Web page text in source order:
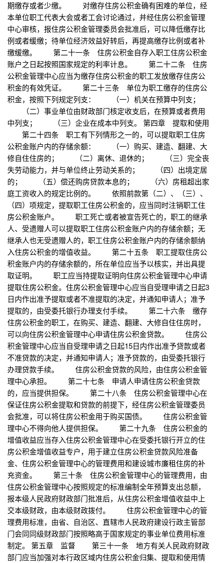
期缴存或者少缴。 对缴存住房公积金确有困难的单位，经
本单位职工代表大会或者工会讨论通过，并经住房公积金管理
中心审核，报住房公积金管理委员会批准后，可以降低缴存比
例或者缓缴；待单位经济效益好转后，再提高缴存比例或者补
缴缓缴。 第二十一条 住房公积金自存入职工住房公积金
账户之日起按照国家规定的利率计息。 第二十二条 住房
公积金管理中心应当为缴存住房公积金的职工发放缴存住房公
积金的有效凭证。 第二十三条 单位为职工缴存的住房公
积金，按照下列规定列支： （一）机关在预算中列支；
（二）事业单位由财政部门核定收支后，在预算或者费用
中列支； （三）企业在成本中列支。 第四章 提取和使用
第二十四条 职工有下列情形之一的，可以提取职工住房
公积金账户内的存储余额： （一）购买、建造、翻建、大
修自住住房的； （二）离休、退休的； （三）完全丧
失劳动能力，并与单位终止劳动关系的； （四）出境定居
的； （五）偿还购房贷款本息的； （六）房租超出家
庭工资收入的规定比例的。 依照前款第（二）、（三）、
（四）项规定，提取职工住房公积金的，应当同时注销职工住
房公积金账户。 职工死亡或者被宣告死亡的，职工的继承
人、受遗赠人可以提取职工住房公积金账户内的存储余额；无
继承人也无受遗赠人的，职工住房公积金账户内的存储余额纳
入住房公积金的增值收益。 第二十五条 职工提取住房公
积金账户内的存储余额的，所在单位应当予以核实，并出具提
取证明。 职工应当持提取证明向住房公积金管理中心申请
提取住房公积金。住房公积金管理中心应当自受理申请之日起3
日内作出准予提取或者不准提取的决定，并通知申请人；准予
提取的，由受委托银行办理支付手续。 第二十六条 缴存
住房公积金的职工，在购买、建造、翻建、大修自住住房时，
可以向住房公积金管理中心申请住房公积金贷款。 住房公
积金管理中心应当自受理申请之日起15日内作出准予贷款或者
不准贷款的决定，并通知申请人；准予贷款的，由受委托银行
办理贷款手续。 住房公积金贷款的风险，由住房公积金管
理中心承担。 第二十七条 申请人申请住房公积金贷款
的，应当提供担保。 第二十八条 住房公积金管理中心在
保证住房公积金提取和贷款的前提下，经住房公积金管理委员
会批准，可以将住房公积金用于购买国债。 住房公积金管
理中心不得向他人提供担保。 第二十九条 住房公积金的
增值收益应当存入住房公积金管理中心在受委托银行开立的住
房公积金增值收益专户，用于建立住房公积金贷款风险准备
金、住房公积金管理中心的管理费用和建设城市廉租住房的补
充资金。 第三十条 住房公积金管理中心的管理费用，由
住房公积金管理中心按照规定的标准编制全年预算支出总额，
报本级人民政府财政部门批准后，从住房公积金增值收益中上
交本级财政，由本级财政拨付。 住房公积金管理中心的管
理费用标准，由省、自治区、直辖市人民政府建设行政主管部
门会同同级财政部门按照略高于国家规定的事业单位费用标准
制定。 第五章 监督 第三十一条 地方有关人民政府财政
部门应当加强对本行政区域内住房公积金归集、提取和使用情